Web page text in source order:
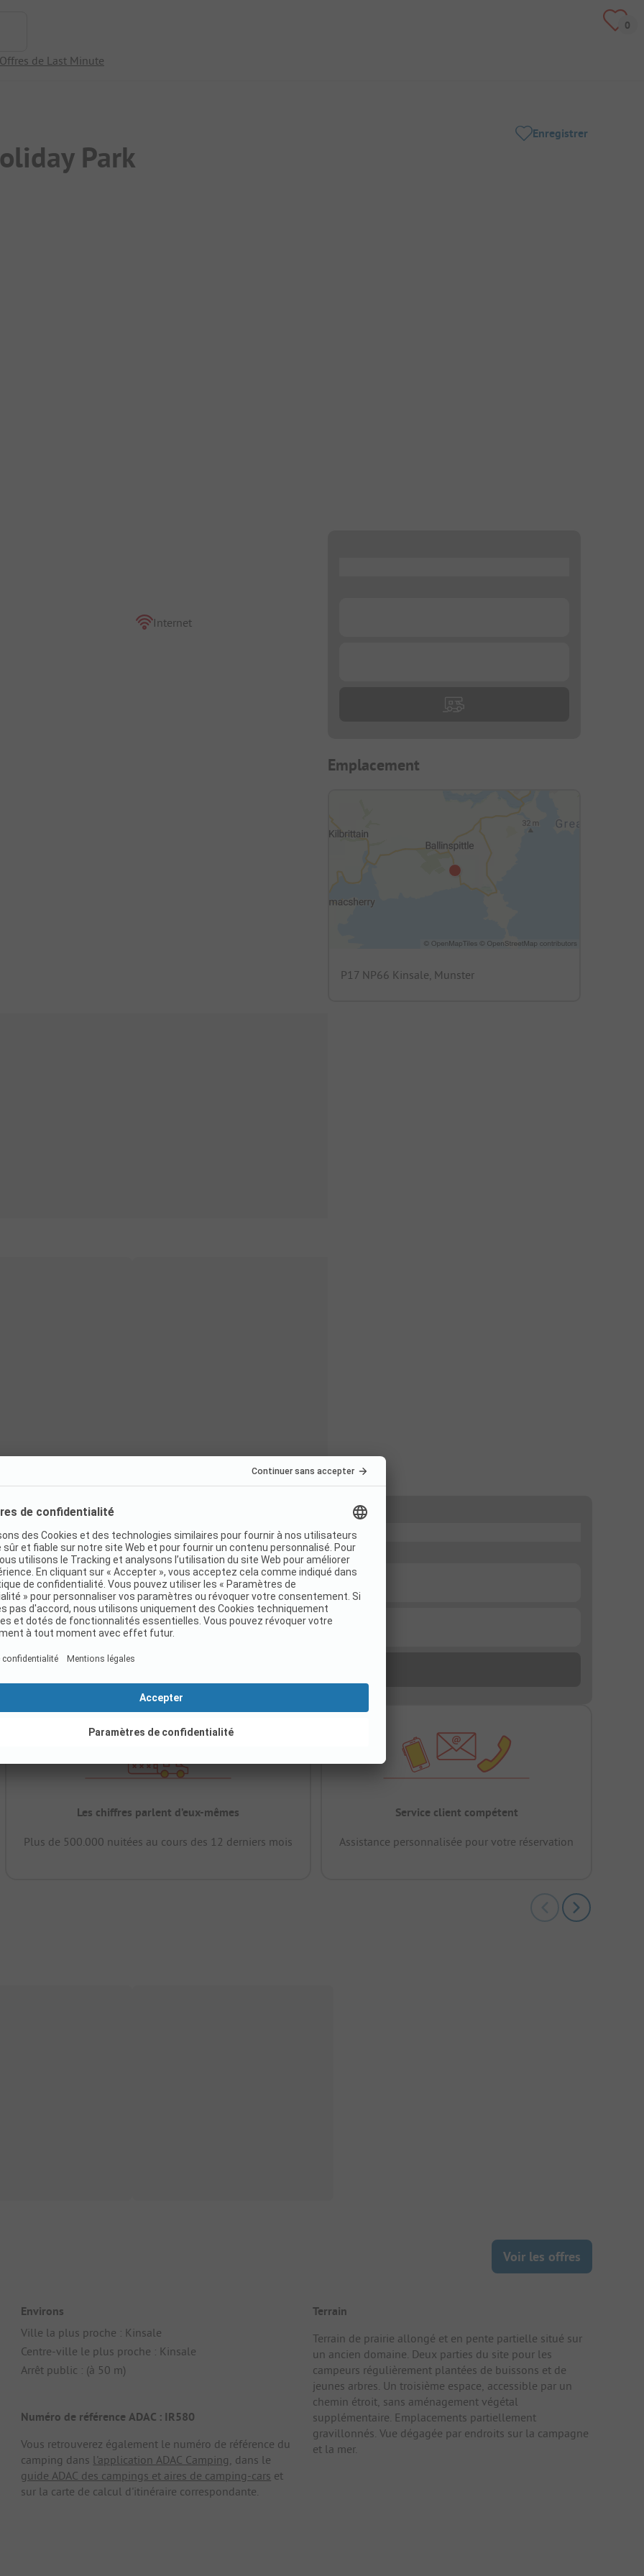
Offres de Last Minute
Park
Enregistrer
Internet
Emplacement
P17 NP66 Kinsale, Munster
Les chiffres parlent d’eux-mêmes
Plus de 500.000 nuitées au cours des 12 derniers mois
Service client compétent
Assistance personnalisée pour votre réservation
Voir les offres
Environs
Ville la plus proche : Kinsale
Centre-ville le plus proche : Kinsale
Arrêt public : (à 50 m)
Numéro de référence ADAC : IR580
Vous retrouverez également le numéro de référence du
camping dans l'application ADAC Camping, dans le
guide ADAC des campings et aires de camping-cars et
sur la carte de calcul d'itinéraire correspondante.
Terrain
Terrain de prairie allongé et en pente partielle situé sur
un ancien domaine. Deux parties du site pour les
campeurs régulièrement plantées de buissons et de
jeunes arbres. Un troisième espace, accessible par un
chemin étroit, sans aménagement végétal
supplémentaire. Emplacements partiellement
gravillonnés. Vue dégagée par endroits sur la campagne
et la mer.